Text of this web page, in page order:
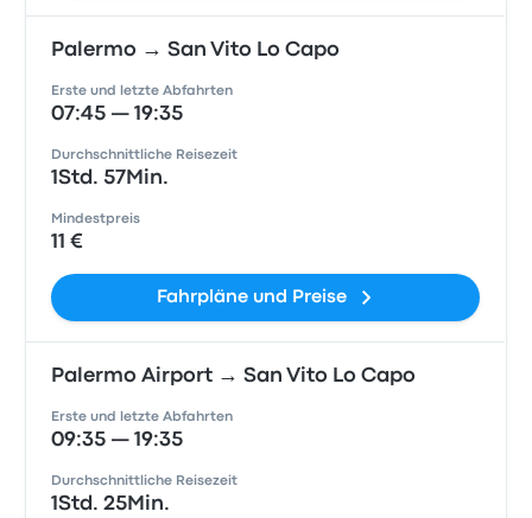
Palermo → San Vito Lo Capo
Erste und letzte Abfahrten
07:45 — 19:35
Durchschnittliche Reisezeit
1Std. 57Min.
Mindestpreis
11 €
Fahrpläne und Preise
Palermo Airport → San Vito Lo Capo
Erste und letzte Abfahrten
09:35 — 19:35
Durchschnittliche Reisezeit
1Std. 25Min.